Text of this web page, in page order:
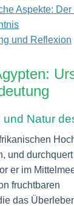
Aspekte:
und Reflexion
Natur
und
er im
fruchtbaren
das